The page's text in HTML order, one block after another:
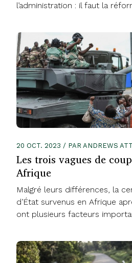
l’administration : il faut la
20 OCT. 2023 / PAR ANDREWS
Les trois vagues de
Afrique
Malgré leurs différences, la
d’État survenus en Afrique
ont plusieurs facteurs